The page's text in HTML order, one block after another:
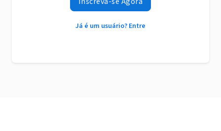
Já é um usuário? Entre